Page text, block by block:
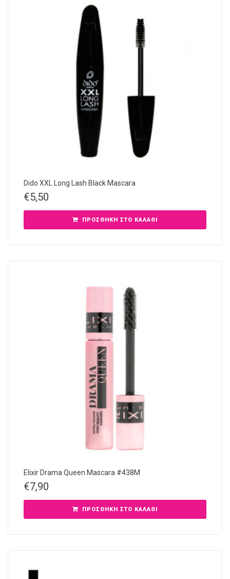
Dido XXL Long Lash Black Mascara
€5,50
ΠΡΟΣΘΉΚΗ ΣΤΟ ΚΑΛΆΘΙ
Elixir Drama Queen Mascara #438M
€7,90
ΠΡΟΣΘΉΚΗ ΣΤΟ ΚΑΛΆΘΙ